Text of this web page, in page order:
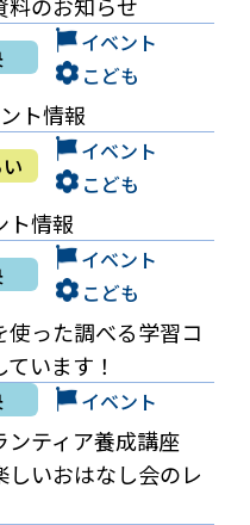
イベント
こども
ト情報
イベント
こども
ト情報
イベント
こども
使った調べる学習コ
います！
イベント
ンティア養成講座
しいおはなし会のレ